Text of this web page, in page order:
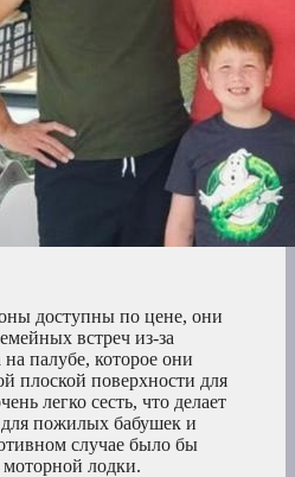
доступны по цене, они
встреч из-за
палубе, которое они
плоской поверхности для
легко сесть, что делает
пожилых бабушек и
случае было бы
моторной лодки.